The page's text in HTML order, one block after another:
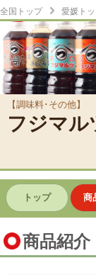
全国トップ 愛媛ト
【調味料･その他】
フジマル
トップ 商
商品紹介